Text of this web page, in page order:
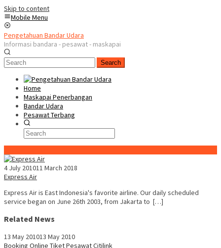
Skip to content
Mobile Menu
Pengetahuan Bandar Udara
Informasi bandara - pesawat - maskapai
Search
Home
Maskapai Penerbangan
Bandar Udara
Pesawat Terbang
4 July 201011 March 2018
Express Air
Express Air is East Indonesia's favorite airline. Our daily scheduled
service began on June 26th 2003, from Jakarta to […]
Related News
13 May 201013 May 2010
Booking Online Tiket Pesawat Citilink